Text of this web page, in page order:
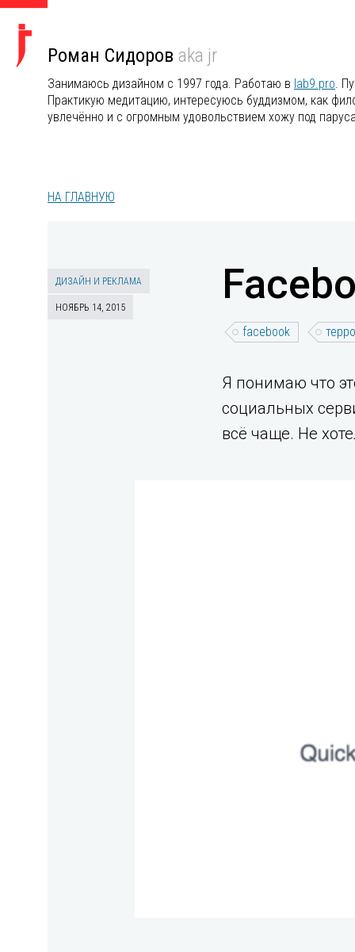
Роман Сидоров aka jr
Занимаюсь дизайном с 1997 года. Работаю в lab9.pro.
Практикую медитацию, интересуюсь буддизмом, как
увлечённо и с огромным удовольствием хожу под
НА ГЛАВНУЮ
ДИЗАЙН И РЕКЛАМА
НОЯБРЬ 14, 2015
facebook
Я понимаю что
социальных
всё чаще. Не